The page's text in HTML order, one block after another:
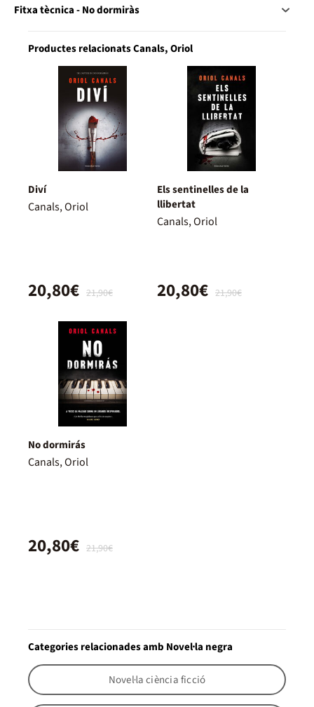
Fitxa tècnica - No dormiràs
Productes relacionats Canals, Oriol
Diví
Canals, Oriol
21,90€
20,80€
Els sentinelles de la
llibertat
Canals, Oriol
21,90€
20,80€
No dormirás
Canals, Oriol
21,90€
20,80€
Categories relacionades amb Novel·la negra
Novel·la ciència ficció